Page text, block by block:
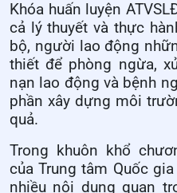
Khóa huấn luyện
cả lý thuyết và thực
bộ, người lao động
thiết để phòng ngừa,
nạn lao động và bệnh
phần xây dựng môi
quả.
Trong khuôn khổ
của Trung tâm Quốc
nhiều nội dung quan